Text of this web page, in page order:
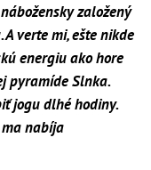
založený
verte mi, ešte nikde
energiu ako hore
pyramíde Slnka.
jogu dlhé hodiny.
ma nabíja